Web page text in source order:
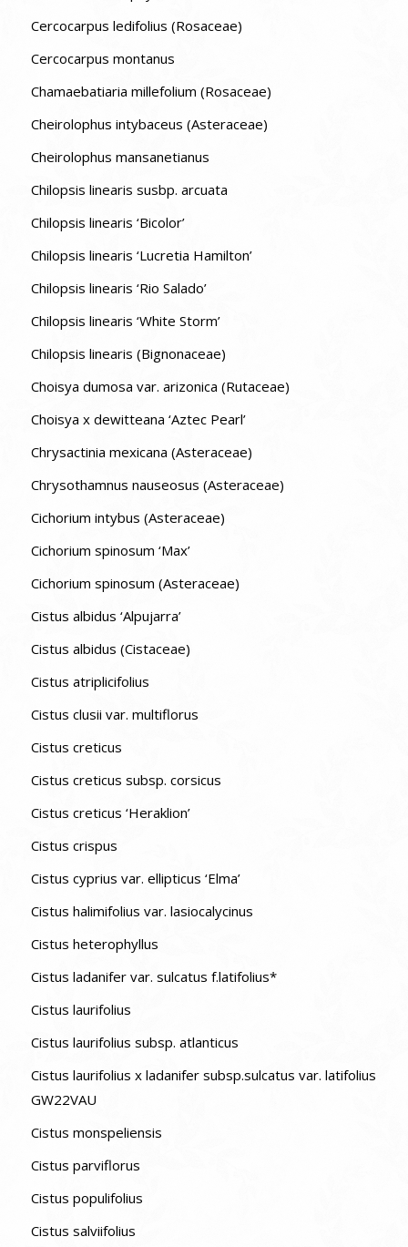
Cercocarpus ledifolius (Rosaceae)
Cercocarpus montanus
Chamaebatiaria millefolium (Rosaceae)
Cheirolophus intybaceus (Asteraceae)
Cheirolophus mansanetianus
Chilopsis linearis susbp. arcuata
Chilopsis linearis ‘Bicolor’
Chilopsis linearis ‘Lucretia Hamilton’
Chilopsis linearis ‘Rio Salado’
Chilopsis linearis ‘White Storm’
Chilopsis linearis (Bignonaceae)
Choisya dumosa var. arizonica (Rutaceae)
Choisya x dewitteana ‘Aztec Pearl’
Chrysactinia mexicana (Asteraceae)
Chrysothamnus nauseosus (Asteraceae)
Cichorium intybus (Asteraceae)
Cichorium spinosum ‘Max’
Cichorium spinosum (Asteraceae)
Cistus albidus ‘Alpujarra’
Cistus albidus (Cistaceae)
Cistus atriplicifolius
Cistus clusii var. multiflorus
Cistus creticus
Cistus creticus subsp. corsicus
Cistus creticus ‘Heraklion’
Cistus crispus
Cistus cyprius var. ellipticus ‘Elma’
Cistus halimifolius var. lasiocalycinus
Cistus heterophyllus
Cistus ladanifer var. sulcatus f.latifolius*
Cistus laurifolius
Cistus laurifolius subsp. atlanticus
Cistus laurifolius x ladanifer subsp.sulcatus var. latifolius
GW22VAU
Cistus monspeliensis
Cistus parviflorus
Cistus populifolius
Cistus salviifolius